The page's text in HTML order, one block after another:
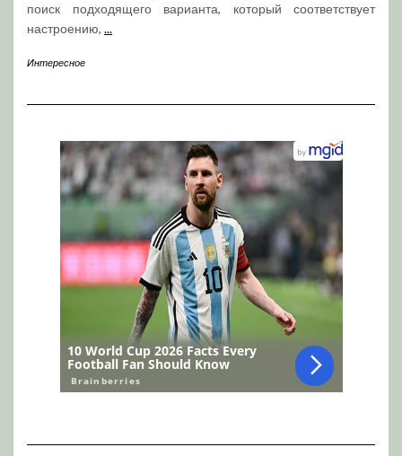
поиск подходящего варианта, который соответствует
настроению, ...
Интересное